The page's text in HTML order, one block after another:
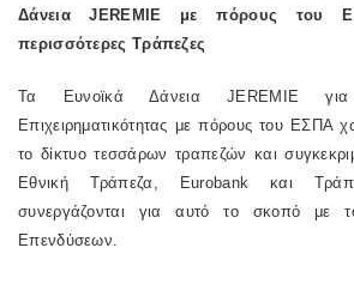
Δάνεια JEREMIE με πόρους του
περισσότερες Τράπεζες
Τα Ευνοϊκά Δάνεια JEREMIE για
Επιχειρηματικότητας με πόρους του ΕΣΠΑ
το δίκτυο τεσσάρων τραπεζών και
Εθνική Τράπεζα, Eurobank και
συνεργάζονται για αυτό το σκοπό με
Επενδύσεων.